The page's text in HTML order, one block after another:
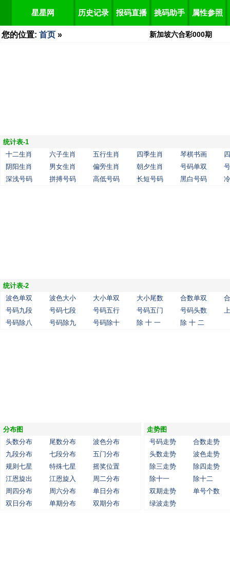
星星网 历史记录 报码直播 挑码助手 属性参照
您的位置: 首页 » 新加坡六合彩000期
统计表-1
十二生肖
六子生肖 五行生肖 四季生肖 琴棋书画
阴阳生肖
男女生肖 偏旁生肖 朝夕生肖 号码单双
深浅号码
拼搏号码 高低号码 长短号码 黑白号码
统计表-2
波色单双
波色大小 大小单双 大小尾数 合数单双
号码九段
号码七段 号码五行 号码五门 号码头数
号码除八
号码除九 号码除十 除 十 一 除 十 二
分布图
头数分布
尾数分布
波色分布
九段分布
七段分布
五门分布
规则七星
特殊七星
摇奖位置
江恩旋出
江恩旋入
周二分布
周四分布
周六分布
单日分布
双日分布
单期分布 双期分布
走势图
号码走势
合数走势
头数走势
波色走势
除三走势
除四走势
除十一
除十二
双期走势
单号个数
绿波走势